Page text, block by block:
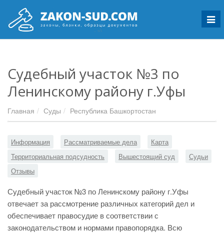
Судебный участок №3 по
Ленинскому району г.Уфы
Главная Суды Республика Башкортостан
Информация Рассматриваемые дела
Карта
Территориальная подсудность
Вышестоящий суд
Судьи
Отзывы
Судебный участок №3 по Ленинскому району г.Уфы
отвечает за рассмотрение различных категорий дел и
обеспечивает правосудие в соответствии с
законодательством и нормами правопорядка. Всю